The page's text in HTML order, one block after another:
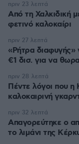
Από τη Χαλκιδική
φετινό καλοκαίρι
πριν 23 λεπτά
«Ρήτρα διαφυγής»
€1 δισ. για να
πριν 27 λεπτά
Πέντε λόγοι που η
καλοκαιρινή
πριν 28 λεπτά
Απαγορεύτηκε ο
το λιμάνι της
πριν 32 λεπτά